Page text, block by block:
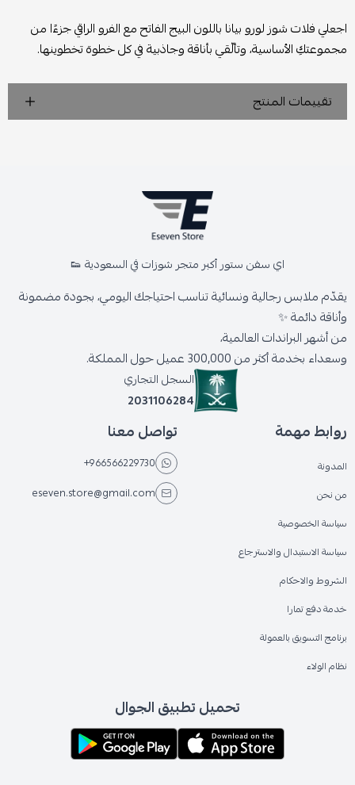
اجعلي فلات شوز لورو بيانا باللون البيج الفاتح مع الفرو الراقي جزءًا من
مجموعتكِ الأساسية، وتألّقي بأناقة وجاذبية في كل خطوة تخطوينها.
تقييمات المنتج
اي سفن ستور أكبر متجر شوزات في السعودية 👟
يقدّم ملابس رجالية ونسائية تناسب احتياجك اليومي، بجودة مضمونة
وأناقة دائمة ✨
من أشهر البراندات العالمية،
وسعداء بخدمة أكثر من 300,000 عميل حول المملكة.
السجل التجاري
2031106284
روابط مهمة
المدونة
من نحن
سياسة الخصوصية
سياسة الاستبدال والاسترجاع
الشروط والاحكام
خدمة دفع تمارا
برنامج التسويق بالعمولة
نظام الولاء
تواصل معنا
+966566229730
eseven.store@gmail.com
تحميل تطبيق الجوال